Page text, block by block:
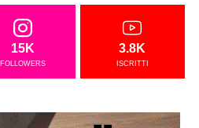
15K
FOLLOWERS
3.8K
ISCRITTI